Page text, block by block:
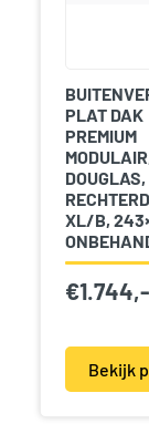
PLAT DAK
PREMIUM
DOUGLAS,
XL/B,
€1.744,-